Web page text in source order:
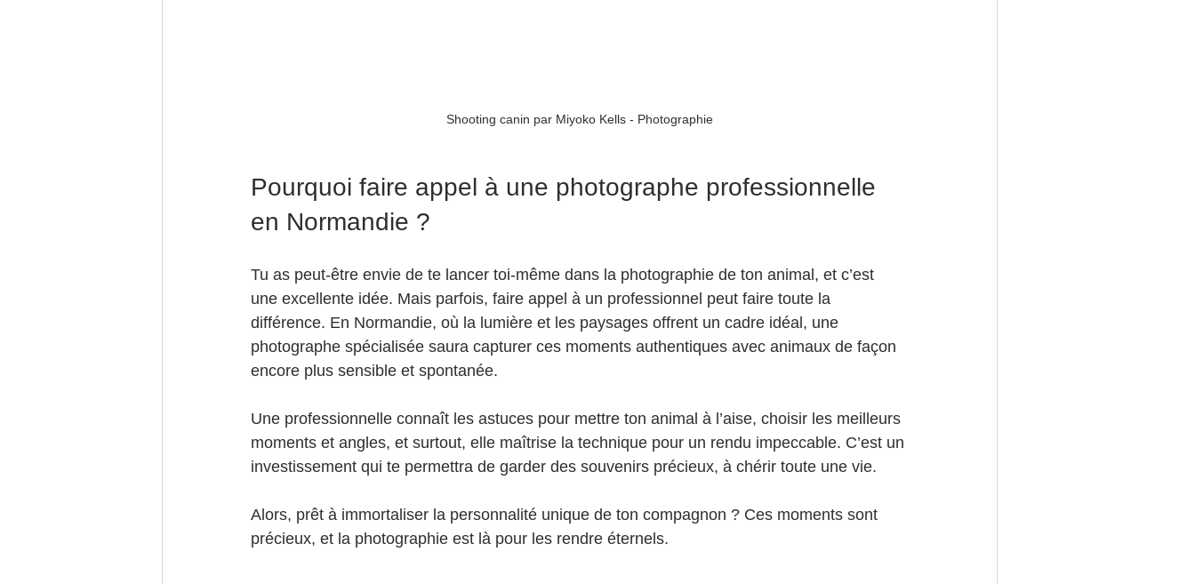
Shooting canin par Miyoko Kells - Photographie
Pourquoi faire appel à une photographe professionnelle
en Normandie ?
Tu as peut-être envie de te lancer toi-même dans la photographie de ton animal, et c’est
une excellente idée. Mais parfois, faire appel à un professionnel peut faire toute la
différence. En Normandie, où la lumière et les paysages offrent un cadre idéal, une
photographe spécialisée saura capturer ces moments authentiques avec animaux de façon
encore plus sensible et spontanée.
Une professionnelle connaît les astuces pour mettre ton animal à l’aise, choisir les meilleurs
moments et angles, et surtout, elle maîtrise la technique pour un rendu impeccable. C’est un
investissement qui te permettra de garder des souvenirs précieux, à chérir toute une vie.
Alors, prêt à immortaliser la personnalité unique de ton compagnon ? Ces moments sont
précieux, et la photographie est là pour les rendre éternels.